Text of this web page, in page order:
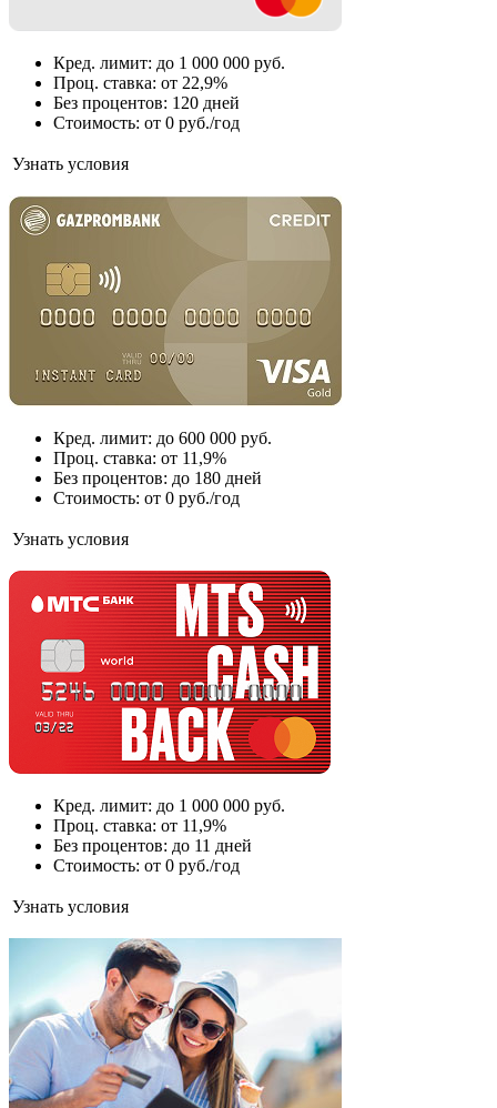
Кред. лимит: до 1 000 000 руб.
Проц. ставка: от 22,9%
Без процентов: 120 дней
Стоимость: от 0 руб./год
Узнать условия
Кред. лимит: до 600 000 руб.
Проц. ставка: от 11,9%
Без процентов: до 180 дней
Стоимость: от 0 руб./год
Узнать условия
Кред. лимит: до 1 000 000 руб.
Проц. ставка: от 11,9%
Без процентов: до 11 дней
Стоимость: от 0 руб./год
Узнать условия